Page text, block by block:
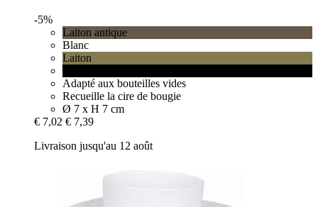
-5%
Laiton antique
Blanc
Laiton
Adapté aux bouteilles vides
Recueille la cire de bougie
Ø 7 x H 7 cm
€ 7,02 € 7,39
Livraison jusqu'au 12 août